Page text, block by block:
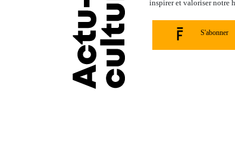
inspirer et valoriser notre
S'abonner